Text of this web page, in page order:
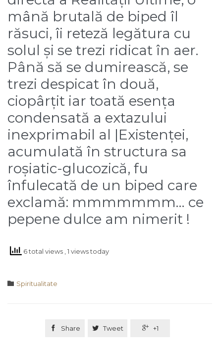
mână brutală de biped îl
răsuci, îi reteză legătura cu
solul și se trezi ridicat în aer.
Până să se dumirească, se
trezi despicat în două,
ciopârțit iar toată esența
condensată a extazului
inexprimabil al |Existenței,
acumulată în structura sa
roșiatic-glucozică, fu
înfulecată de un biped care
exclamă: mmmmmmm… ce
pepene dulce am nimerit !
6 total views , 1 views today
 Category
Spiritualitate
 Share  Tweet  +1